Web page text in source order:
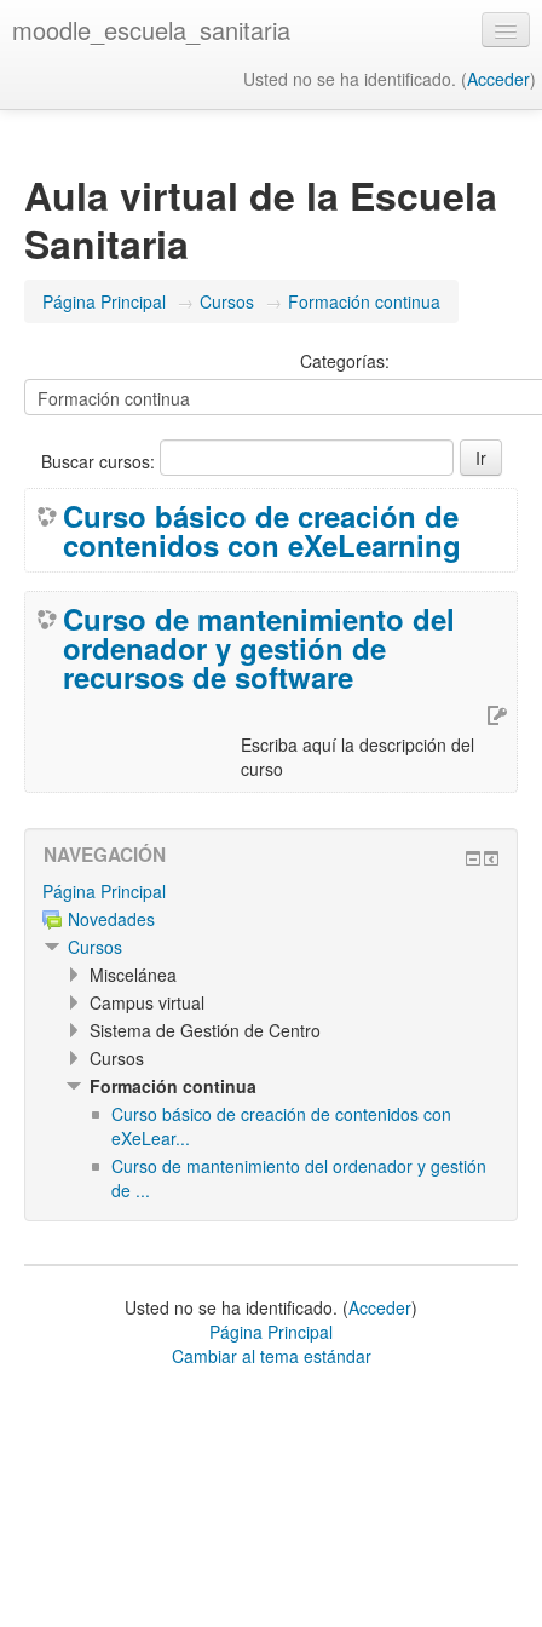
moodle_escuela_sanitaria
Usted no se ha identificado. (Acceder)
Aula virtual de la Escuela
Sanitaria
Página Principal → Cursos → Formación continua
Categorías:
Buscar cursos:
Curso básico de creación de
contenidos con eXeLearning
Curso de mantenimiento del
ordenador y gestión de
recursos de software
Escriba aquí la descripción del
curso
NAVEGACIÓN
Página Principal
Novedades
Cursos
Miscelánea
Campus virtual
Sistema de Gestión de Centro
Cursos
Formación continua
Curso básico de creación de contenidos con
eXeLear...
Curso de mantenimiento del ordenador y gestión
de ...
Usted no se ha identificado. (Acceder)
Página Principal
Cambiar al tema estándar